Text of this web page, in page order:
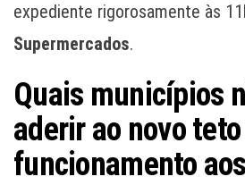
expediente rigorosamente às
Supermercados.
Quais municípios
aderir ao novo
funcionamento